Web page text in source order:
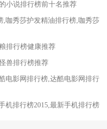
小说排行榜前十名推荐
,咖秀莎护发精油排行榜,咖秀莎
排行榜健康推荐
兽排行榜推荐
电影网排行榜,达酷电影网排行
机排行榜2015,最新手机排行榜